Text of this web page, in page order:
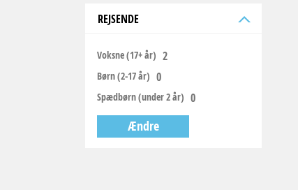
REJSENDE
Voksne (17+ år)
Børn (2-17 år)
Spædbørn (under 2 år)
Ændre